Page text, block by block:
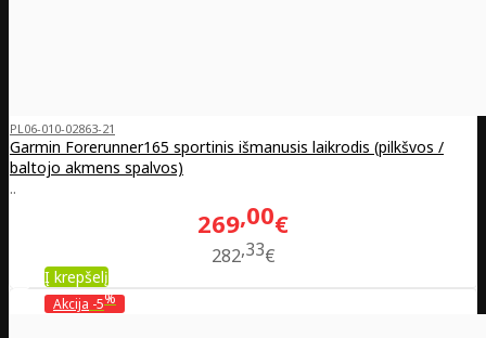
PL06-010-02863-21
Garmin Forerunner165 sportinis išmanusis laikrodis (pilkšvos /
baltojo akmens spalvos)
..
269 00€
282 33€
Į krepšelį
Akcija -5%